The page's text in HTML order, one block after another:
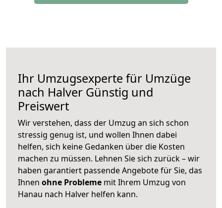
Ihr Umzugsexperte für Umzüge
nach Halver Günstig und
Preiswert
Wir verstehen, dass der Umzug an sich schon
stressig genug ist, und wollen Ihnen dabei
helfen, sich keine Gedanken über die Kosten
machen zu müssen. Lehnen Sie sich zurück – wir
haben garantiert passende Angebote für Sie, das
Ihnen ohne Probleme mit Ihrem Umzug von
Hanau nach Halver helfen kann.